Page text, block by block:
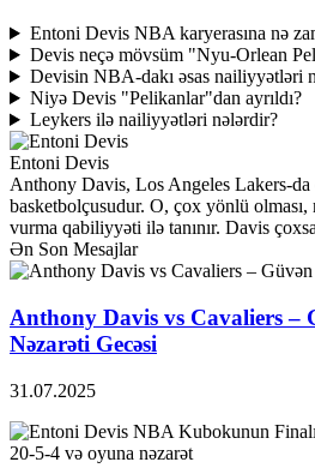
Entoni Devis NBA karyerasına nə
Devis neçə mövsüm "Nyu-Orlean
Devisin NBA-dakı əsas nailiyyətləri
Niyə Devis "Pelikanlar"dan ayrıldı?
Leykers ilə nailiyyətləri nələrdir?
Entoni Devis
Anthony Davis, Los Angeles Lakers-
basketbolçusudur. O, çox yönlü olması,
vurma qabiliyyəti ilə tanınır. Davis
Ən Son Mesajlar
Anthony Davis vs Cavaliers –
Nəzarəti Gecəsi
31.07.2025